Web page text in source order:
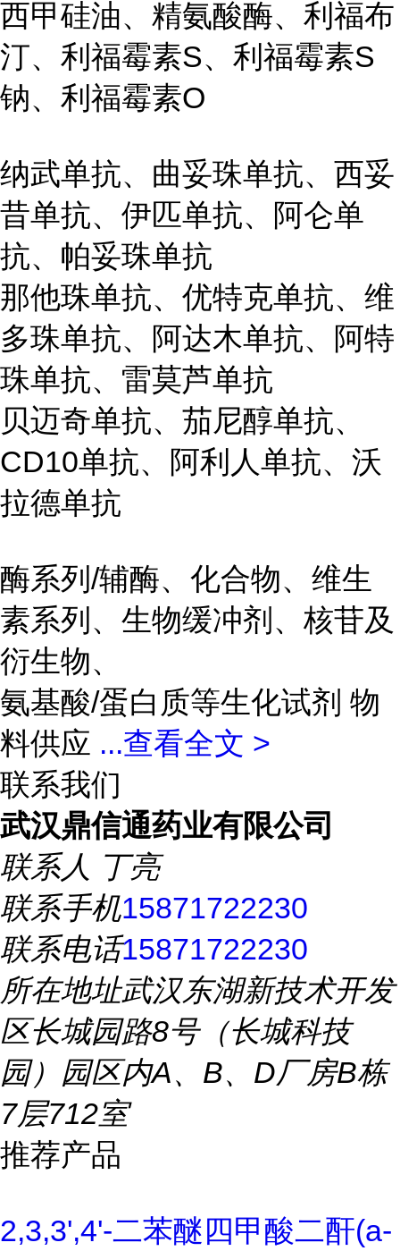
西甲硅油、精氨酸酶、利福布
汀、利福霉素S、利福霉素S
钠、利福霉素O
纳武单抗、曲妥珠单抗、西妥
昔单抗、伊匹单抗、阿仑单
抗、帕妥珠单抗
那他珠单抗、优特克单抗、维
多珠单抗、阿达木单抗、阿特
珠单抗、雷莫芦单抗
贝迈奇单抗、茄尼醇单抗、
CD10单抗、阿利人单抗、沃
拉德单抗
酶系列/辅酶、化合物、维生
素系列、生物缓冲剂、核苷及
衍生物、
氨基酸/蛋白质等生化试剂 物
料供应 ...查看全文 >
联系我们
武汉鼎信通药业有限公司
联系人 丁亮
联系手机15871722230
联系电话15871722230
所在地址武汉东湖新技术开发
区长城园路8号（长城科技
园）园区内A、B、D厂房B栋
7层712室
推荐产品
2,3,3',4'-二苯醚四甲酸二酐(a-